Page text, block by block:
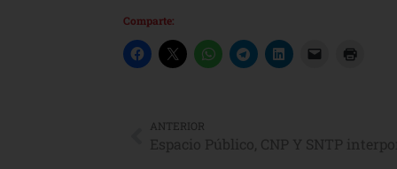
Comparte:
ANTERIOR